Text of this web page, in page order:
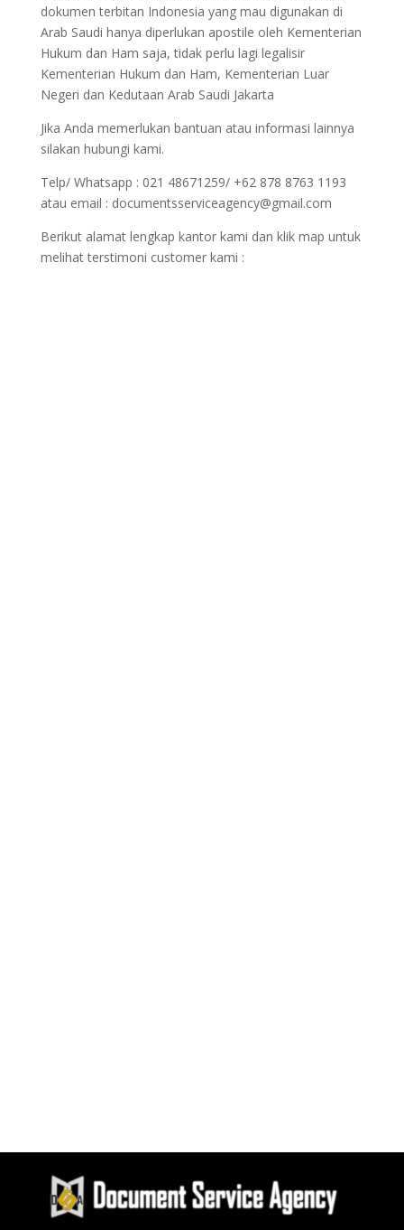
dokumen terbitan Indonesia yang mau digunakan di
Arab Saudi hanya diperlukan apostile oleh Kementerian
Hukum dan Ham saja, tidak perlu lagi legalisir
Kementerian Hukum dan Ham, Kementerian Luar
Negeri dan Kedutaan Arab Saudi Jakarta
Jika Anda memerlukan bantuan atau informasi lainnya
silakan hubungi kami.
Telp/ Whatsapp : 021 48671259/ +62 878 8763 1193
atau email : documentsserviceagency@gmail.com
Berikut alamat lengkap kantor kami dan klik map untuk
melihat terstimoni customer kami :